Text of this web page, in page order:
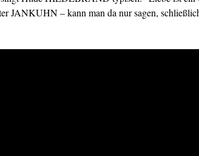
JANKUHN – kann man da nur sagen,